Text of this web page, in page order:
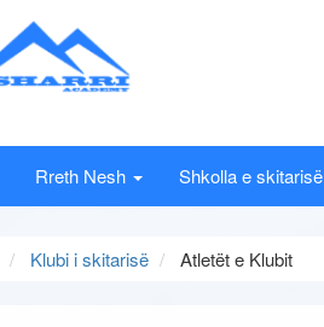
Rreth Nesh Shkolla e skitarisë
Klubi i skitarisë Atletët e Klubit